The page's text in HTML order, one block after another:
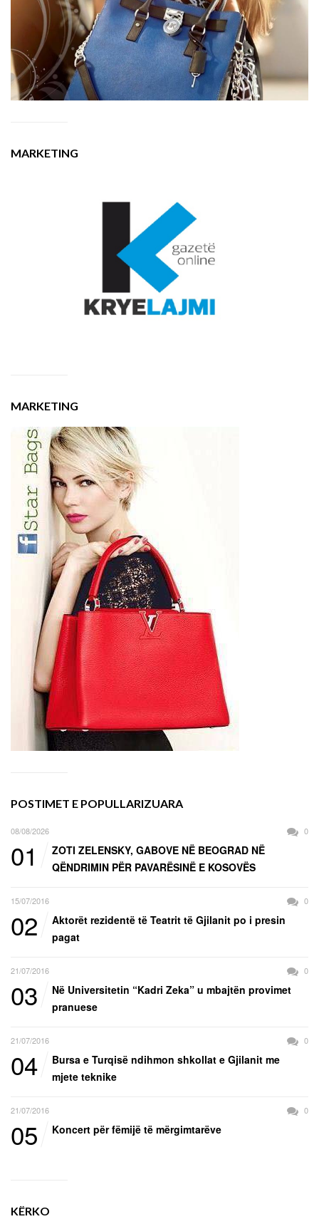
MARKETING
MARKETING
POSTIMET E POPULLARIZUARA
08/08/2026 0
01
ZOTI ZELENSKY, GABOVE NË BEOGRAD NË
QËNDRIMIN PËR PAVARËSINË E KOSOVËS
15/07/2016 0
02
Aktorët rezidentë të Teatrit të Gjilanit po i presin
pagat
21/07/2016 0
03
Në Universitetin “Kadri Zeka” u mbajtën provimet
pranuese
21/07/2016 0
04
Bursa e Turqisë ndihmon shkollat e Gjilanit me
mjete teknike
21/07/2016 0
05 Koncert për fëmijë të mërgimtarëve
KËRKO